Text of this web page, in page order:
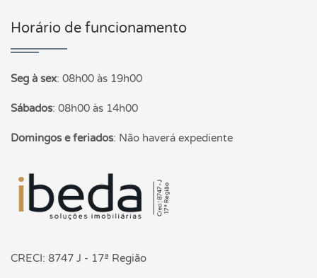
Horário de funcionamento
Seg à sex: 08h00 às 19h00
Sábados: 08h00 às 14h00
Domingos e feriados: Não haverá expediente
Página inicial
CRECI: 8747 J - 17ª Região